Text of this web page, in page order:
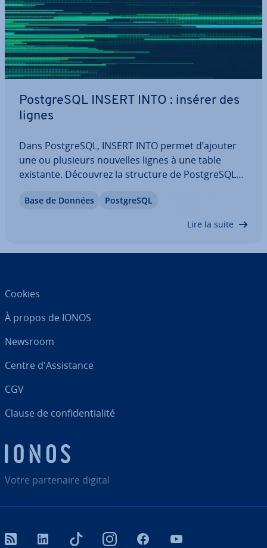
Post­greSQL INSERT INTO : insérer des
lignes
Dans Post­greSQL, INSERT INTO permet d’ajouter
une ou plusieurs nouvelles lignes à une table
existante. Découvrez la structure de Post­greSQL
tion dans cet article du Digital Guide. Pour
améliorer la com­pré­hen­sion de ces ex­pli­ca­tions,…
Base de Données Post­greSQL
Lire la suite
Votre par­te­naire digital
Cookies
À propos de IONOS
Newsroom
Centre d'As­sis­tance
CGV
Clause de con­fi­den­tia­lité
RSS LinkedIn tiktok InstagramFacebook